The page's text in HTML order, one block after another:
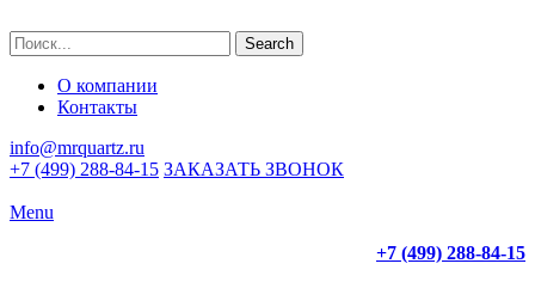
Search
О компании
Контакты
info@mrquartz.ru
+7 (499) 288-84-15 ЗАКАЗАТЬ ЗВОНОК
Menu
+7 (499) 288-84-15